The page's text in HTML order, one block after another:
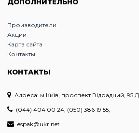
ДОПОЛНИТЕЛЬНО
Производители
Акции
Карта сайта
Контакты
КОНТАКТЫ
Адреса: м.Київ, проспект Відрадний, 95 Д
(044) 404 00 24, (050) 386 19 55,
espak@ukr.net